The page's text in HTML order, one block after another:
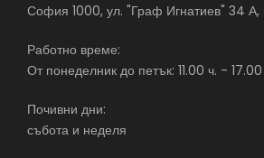
София 1000, ул. "Граф Игнатиев" 34 А,
Работно време:
От понеделник до петък: 11.00 ч. - 17.00
Почивни дни:
събота и неделя